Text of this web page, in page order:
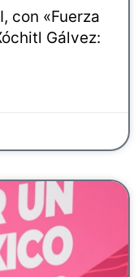
con «Fuerza
Gálvez: